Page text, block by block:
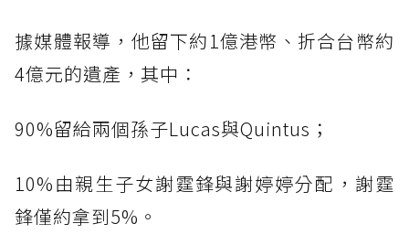
據媒體報導，他留下約1億港幣、折合台幣約
4億元的遺產，其中：
90%留給兩個孫子Lucas與Quintus；
10%由親生子女謝霆鋒與謝婷婷分配，謝霆
鋒僅約拿到5%。